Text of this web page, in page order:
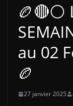
🏉🔴⚪
au 02
🏉
27 janvier 2025